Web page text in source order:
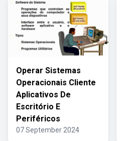
Operar Sistemas
Operacionais Cliente
Aplicativos De
Escritório E
Periféricos
07 September 2024